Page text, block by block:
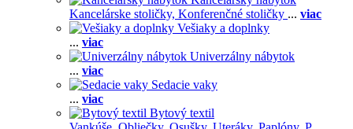
Kancelárske stoličky, Konferenčné stoličky ... viac
Vešiaky a doplnky
... viac
Univerzálny nábytok
... viac
Sedacie vaky
... viac
Bytový textil